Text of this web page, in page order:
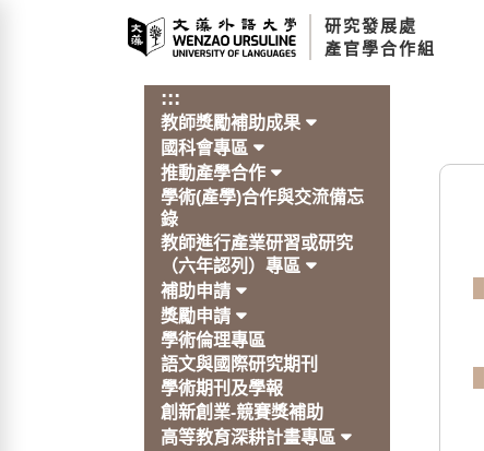
:::
教師獎勵補助成果
國科會專區
推動產學合作
學術(產學)合作與交流備忘
錄
教師進行產業研習或研究
（六年認列）專區
補助申請
獎勵申請
學術倫理專區
語文與國際研究期刊
學術期刊及學報
創新創業-競賽獎補助
高等教育深耕計畫專區
研究發展處
產官學合作組